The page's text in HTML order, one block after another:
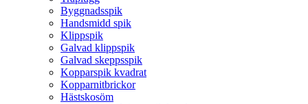
Byggnadsspik
Handsmidd spik
Klippspik
Galvad klippspik
Galvad skeppsspik
Kopparspik kvadrat
Kopparnitbrickor
Hästskosöm